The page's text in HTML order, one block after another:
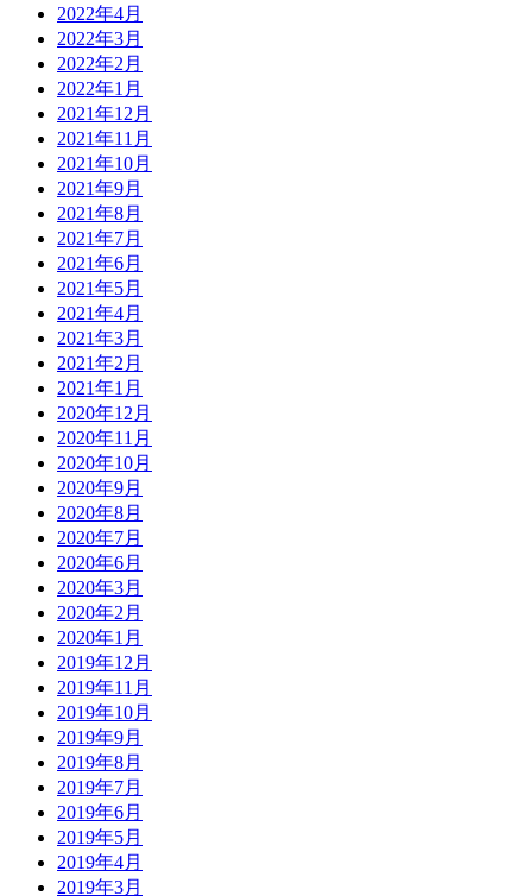
2022年4月
2022年3月
2022年2月
2022年1月
2021年12月
2021年11月
2021年10月
2021年9月
2021年8月
2021年7月
2021年6月
2021年5月
2021年4月
2021年3月
2021年2月
2021年1月
2020年12月
2020年11月
2020年10月
2020年9月
2020年8月
2020年7月
2020年6月
2020年3月
2020年2月
2020年1月
2019年12月
2019年11月
2019年10月
2019年9月
2019年8月
2019年7月
2019年6月
2019年5月
2019年4月
2019年3月